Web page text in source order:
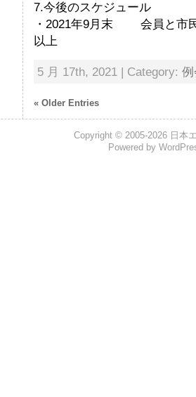
7.今後のスケジュール
・2021年9月末 会員と市
以上
5 月 17th, 2021 | Category:
« Older Entries
Copyright © 2005-2026 日本
Powered by